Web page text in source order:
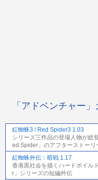
「アドベンチャー
紅蜘蛛3 / Red Spider3 1.03
シリーズ三作品の登場人物が総
ed Spider」のアフターストーリ
紅蜘蛛外伝：暗戦 1.17
香港黒社会を描くハードボイル
r」シリーズの短編外伝